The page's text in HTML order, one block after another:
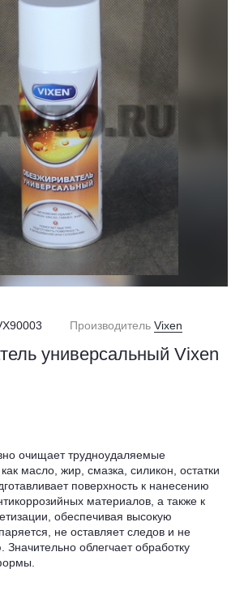
Производитель Vixen
универсальный Vixen
очищает трудноудаляемые
масло, жир, смазка, силикон, остатки
поверхность к нанесению
материалов, а также к
обеспечивая высокую
не оставляет следов и не
Значительно облегчает обработку